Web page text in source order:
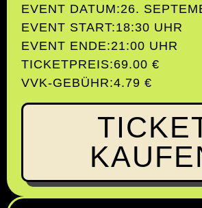
EVENT DATUM:26.
EVENT START:18:30 UHR
EVENT ENDE:21:00 UHR
TICKETPREIS:69.00 €
VVK-GEBÜHR:4.79 €